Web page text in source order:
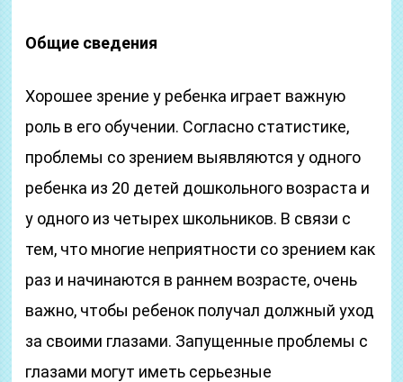
Общие сведения
Хорошее зрение у ребенка играет важную
роль в его обучении. Согласно статистике,
проблемы со зрением выявляются у одного
ребенка из 20 детей дошкольного возраста и
у одного из четырех школьников. В связи с
тем, что многие неприятности со зрением как
раз и начинаются в раннем возрасте, очень
важно, чтобы ребенок получал должный уход
за своими глазами. Запущенные проблемы с
глазами могут иметь серьезные